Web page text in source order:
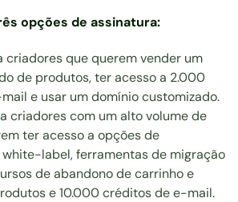
opções de assinatura:
criadores que querem vender um
de produtos, ter acesso a 2.000
e usar um domínio customizado.
criadores com um alto volume de
ter acesso a opções de
label, ferramentas de migração
de abandono de carrinho e
e 10.000 créditos de e-mail.